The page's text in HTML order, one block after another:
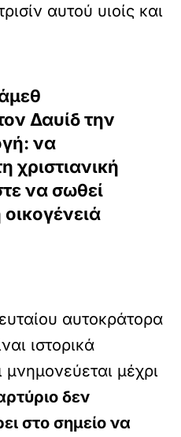
αυτού υιοίς και
Δαυίδ την
να
χριστιανική
να σωθεί
οικογένειά
αυτοκράτορα
ιστορικά
μέχρι
δεν
στο σημείο να